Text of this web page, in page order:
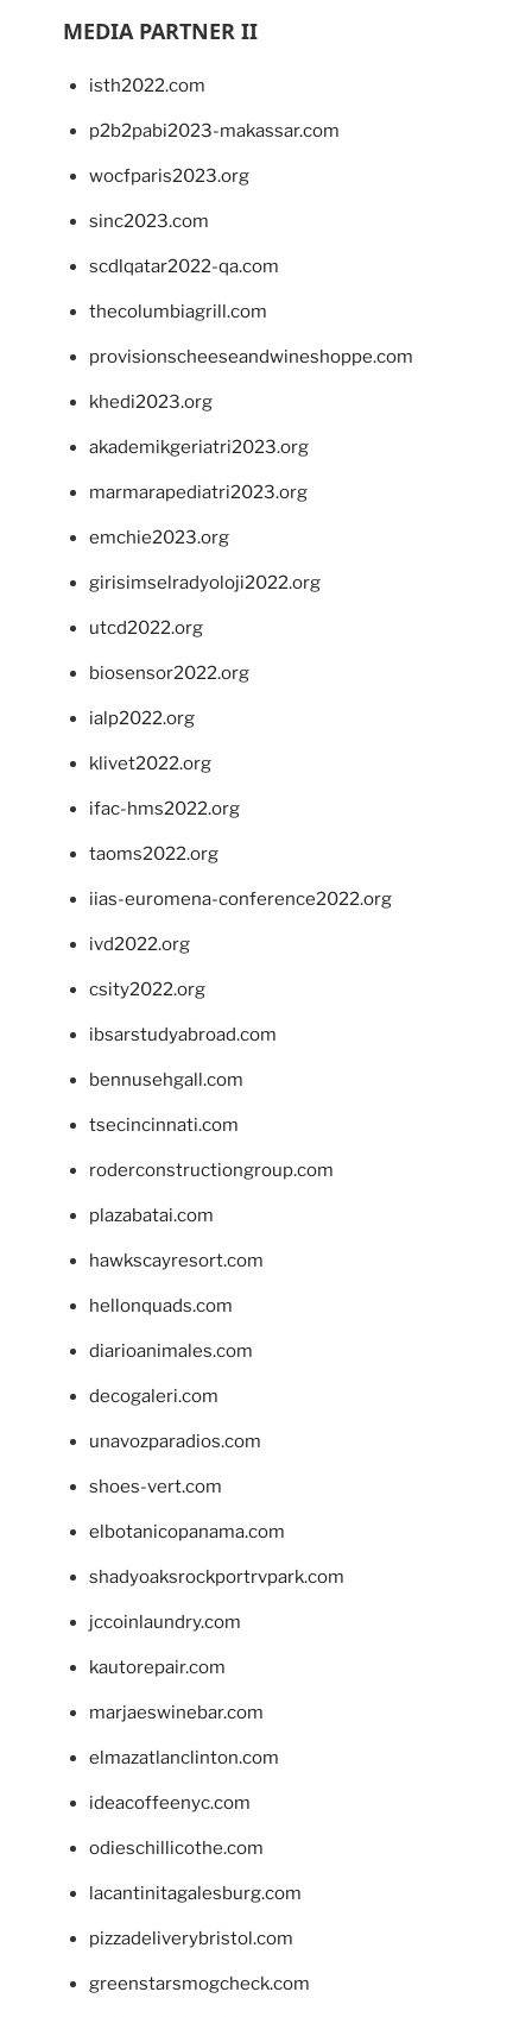
MEDIA PARTNER II
isth2022.com
p2b2pabi2023-makassar.com
wocfparis2023.org
sinc2023.com
scdlqatar2022-qa.com
thecolumbiagrill.com
provisionscheeseandwineshoppe.com
khedi2023.org
akademikgeriatri2023.org
marmarapediatri2023.org
emchie2023.org
girisimselradyoloji2022.org
utcd2022.org
biosensor2022.org
ialp2022.org
klivet2022.org
ifac-hms2022.org
taoms2022.org
iias-euromena-conference2022.org
ivd2022.org
csity2022.org
ibsarstudyabroad.com
bennusehgall.com
tsecincinnati.com
roderconstructiongroup.com
plazabatai.com
hawkscayresort.com
hellonquads.com
diarioanimales.com
decogaleri.com
unavozparadios.com
shoes-vert.com
elbotanicopanama.com
shadyoaksrockportrvpark.com
jccoinlaundry.com
kautorepair.com
marjaeswinebar.com
elmazatlanclinton.com
ideacoffeenyc.com
odieschillicothe.com
lacantinitagalesburg.com
pizzadeliverybristol.com
greenstarsmogcheck.com